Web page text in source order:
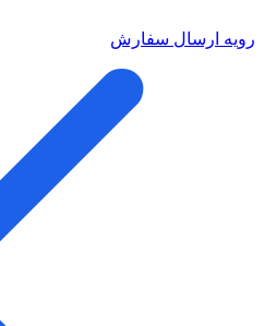
رویه ارسال سفارش